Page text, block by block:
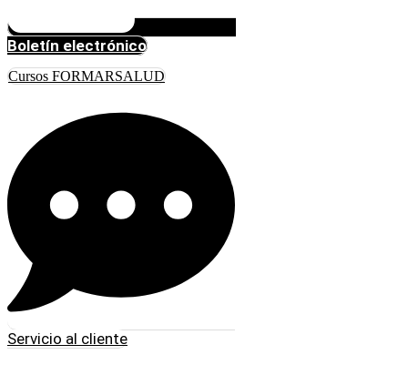
Boletín electrónico
Cursos FORMARSALUD
Servicio al cliente